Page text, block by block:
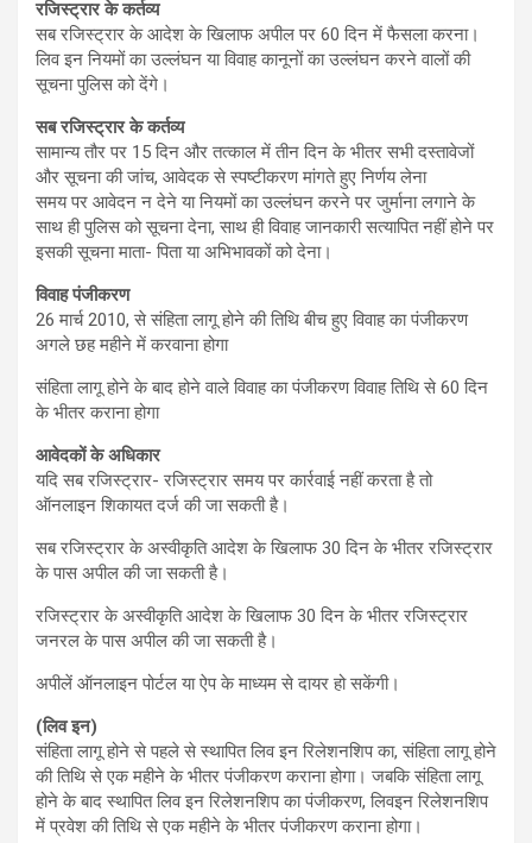
रजिस्ट्रार के कर्तव्य
सब रजिस्ट्रार के आदेश के खिलाफ अपील पर 60 दिन में फैसला करना।
लिव इन नियमों का उल्लंघन या विवाह कानूनों का उल्लंघन करने वालों की
सूचना पुलिस को देंगे।
सब रजिस्ट्रार के कर्तव्य
सामान्य तौर पर 15 दिन और तत्काल में तीन दिन के भीतर सभी दस्तावेजों
और सूचना की जांच, आवेदक से स्पष्टीकरण मांगते हुए निर्णय लेना
समय पर आवेदन न देने या नियमों का उल्लंघन करने पर जुर्माना लगाने के
साथ ही पुलिस को सूचना देना, साथ ही विवाह जानकारी सत्यापित नहीं होने पर
इसकी सूचना माता- पिता या अभिभावकों को देना।
विवाह पंजीकरण
26 मार्च 2010, से संहिता लागू होने की तिथि बीच हुए विवाह का पंजीकरण
अगले छह महीने में करवाना होगा
संहिता लागू होने के बाद होने वाले विवाह का पंजीकरण विवाह तिथि से 60 दिन
के भीतर कराना होगा
आवेदकों के अधिकार
यदि सब रजिस्ट्रार- रजिस्ट्रार समय पर कार्रवाई नहीं करता है तो
ऑनलाइन शिकायत दर्ज की जा सकती है।
सब रजिस्ट्रार के अस्वीकृति आदेश के खिलाफ 30 दिन के भीतर रजिस्ट्रार
के पास अपील की जा सकती है।
रजिस्ट्रार के अस्वीकृति आदेश के खिलाफ 30 दिन के भीतर रजिस्ट्रार
जनरल के पास अपील की जा सकती है।
अपीलें ऑनलाइन पोर्टल या ऐप के माध्यम से दायर हो सकेंगी।
(लिव इन)
संहिता लागू होने से पहले से स्थापित लिव इन रिलेशनशिप का, संहिता लागू होने
की तिथि से एक महीने के भीतर पंजीकरण कराना होगा। जबकि संहिता लागू
होने के बाद स्थापित लिव इन रिलेशनशिप का पंजीकरण, लिवइन रिलेशनशिप
में प्रवेश की तिथि से एक महीने के भीतर पंजीकरण कराना होगा।